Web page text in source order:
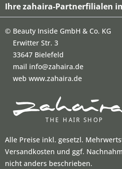
Ihre zahaira-Partnerfilialen
© Beauty Inside GmbH & Co. KG
Erwitter Str. 3
33647 Bielefeld
mail info@zahaira.de
web www.zahaira.de
Alle Preise inkl. gesetzl.
Versandkosten und ggf.
nicht anders beschrieben.